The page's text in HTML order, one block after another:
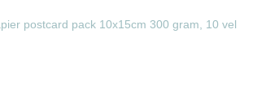
postcard pack 10x15cm 300 gram, 10 vel